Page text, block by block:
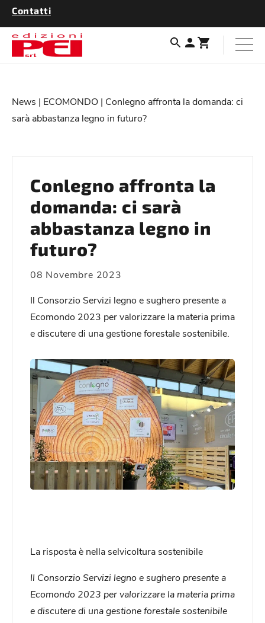
Contatti
News | ECOMONDO | Conlegno affronta la domanda: ci
sarà abbastanza legno in futuro?
Conlegno affronta la
domanda: ci sarà
abbastanza legno in
futuro?
08 Novembre 2023
Il Consorzio Servizi legno e sughero presente a
Ecomondo 2023 per valorizzare la materia prima
e discutere di una gestione forestale sostenibile.
La risposta è nella selvicoltura sostenibile
Il Consorzio Servizi legno e sughero presente a
Ecomondo 2023 per valorizzare la materia prima
e discutere di una gestione forestale sostenibile